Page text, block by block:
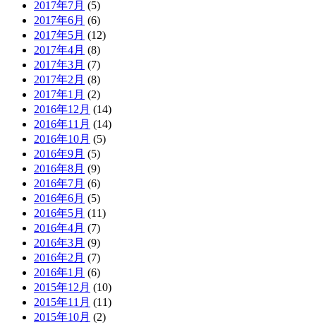
2017年7月 (5)
2017年6月 (6)
2017年5月 (12)
2017年4月 (8)
2017年3月 (7)
2017年2月 (8)
2017年1月 (2)
2016年12月 (14)
2016年11月 (14)
2016年10月 (5)
2016年9月 (5)
2016年8月 (9)
2016年7月 (6)
2016年6月 (5)
2016年5月 (11)
2016年4月 (7)
2016年3月 (9)
2016年2月 (7)
2016年1月 (6)
2015年12月 (10)
2015年11月 (11)
2015年10月 (2)